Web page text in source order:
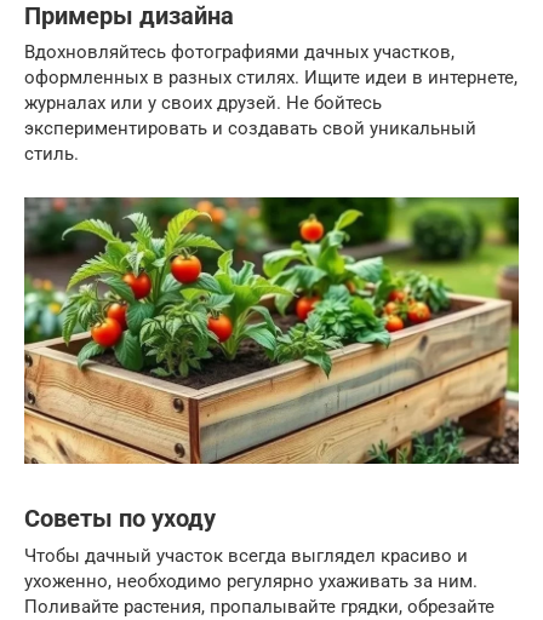
Примеры дизайна
Вдохновляйтесь фотографиями дачных участков,
оформленных в разных стилях. Ищите идеи в интернете,
журналах или у своих друзей. Не бойтесь
экспериментировать и создавать свой уникальный
стиль.
Советы по уходу
Чтобы дачный участок всегда выглядел красиво и
ухоженно, необходимо регулярно ухаживать за ним.
Поливайте растения, пропалывайте грядки, обрезайте